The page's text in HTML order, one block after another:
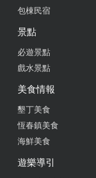
包棟民宿
景點
必遊景點
戲水景點
美食情報
墾丁美食
恆春鎮美食
海鮮美食
遊樂導引